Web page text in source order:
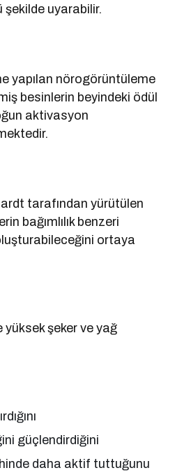
şekilde uyarabilir.
yapılan nörogörüntüleme
besinlerin beyindeki ödül
aktivasyon
tarafından yürütülen
bağımlılık benzeri
ortaya
yüksek şeker ve yağ
güçlendirdiğini
daha aktif tuttuğunu